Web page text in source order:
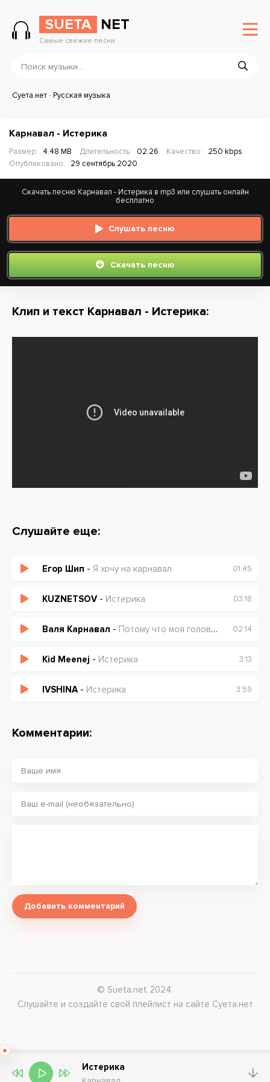
SUETA NET
Самые свежие песни
Суета.нет-Русская музыка
Карнавал - Истерика
Размер: 4.48 MB Длительность: 02:26 Качество:
250 kbps
Опубликовано:
29 сентябрь 2020
Скачать песню Карнавал - Истерика в mp3 или слушать онлайн
бесплатно
Слушать песню
Скачать песню
Клип и текст Карнавал - Истерика:
Слушайте еще:
Егор Шип - Я хочу на карнавал 01:45
KUZNETSOV- Истерика 03:18
Валя Карнавал - Потому что моя голова психушка 02:14
Kid Meenej - Истерика 3:13
IVSHINA- Истерика 3:59
Комментарии:
Добавить комментарий
© Sueta.net 2024.
Слушайте и создайте свой плейлист на сайте Суета.нет
Истерика